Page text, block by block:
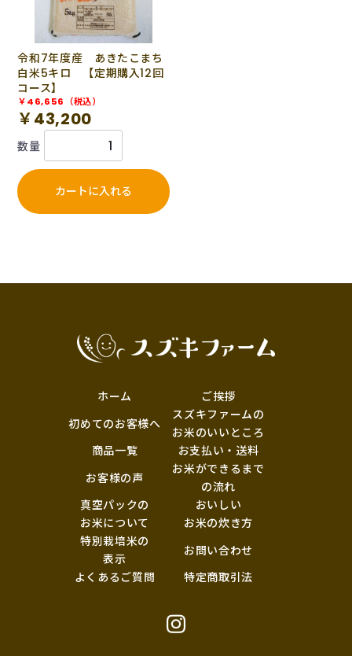
令和7年度産 あきたこまち
白米5キロ 【定期購入12回
コース】
￥46,656（税込）
￥43,200
数量
カートに入れる
ホーム
ご挨拶
初めてのお客様へ
スズキファームの
お米のいいところ
商品一覧
お支払い・送料
お客様の声
お米ができるまで
の流れ
真空パックの
お米について
おいしい
お米の炊き方
特別栽培米の
表示
お問い合わせ
よくあるご質問
特定商取引法